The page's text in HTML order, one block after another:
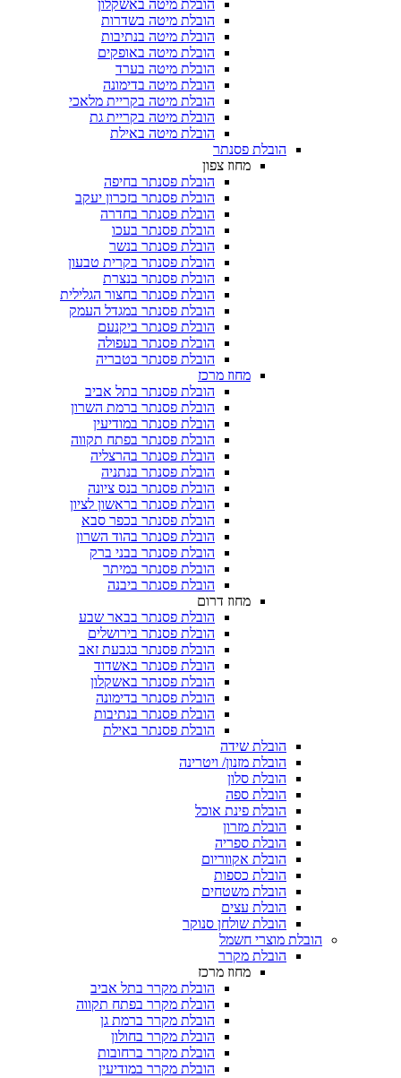
הובלת מיטה באשקלון
הובלת מיטה בשדרות
הובלת מיטה בנתיבות
הובלת מיטה באופקים
הובלת מיטה בערד
הובלת מיטה בדימונה
הובלת מיטה בקריית מלאכי
הובלת מיטה בקריית גת
הובלת מיטה באילת
הובלת פסנתר
מחוז צפון
הובלת פסנתר בחיפה
הובלת פסנתר בזכרון יעקב
הובלת פסנתר בחדרה
הובלת פסנתר בעכו
הובלת פסנתר בנשר
הובלת פסנתר בקרית טבעון
הובלת פסנתר בנצרת
הובלת פסנתר בחצור הגלילית
הובלת פסנתר במגדל העמק
הובלת פסנתר ביקנעם
הובלת פסנתר בעפולה
הובלת פסנתר בטבריה
מחוז מרכז
הובלת פסנתר בתל אביב
הובלת פסנתר ברמת השרון
הובלת פסנתר במודיעין
הובלת פסנתר בפתח תקווה
הובלת פסנתר בהרצליה
הובלת פסנתר בנתניה
הובלת פסנתר בנס ציונה
הובלת פסנתר בראשון לציון
הובלת פסנתר בכפר סבא
הובלת פסנתר בהוד השרון
הובלת פסנתר בבני ברק
הובלת פסנתר במיתר
הובלת פסנתר ביבנה
מחוז דרום
הובלת פסנתר בבאר שבע
הובלת פסנתר בירושלים
הובלת פסנתר בגבעת זאב
הובלת פסנתר באשדוד
הובלת פסנתר באשקלון
הובלת פסנתר בדימונה
הובלת פסנתר בנתיבות
הובלת פסנתר באילת
הובלת שידה
הובלת מזנון/ ויטרינה
הובלת סלון
הובלת ספה
הובלת פינת אוכל
הובלת מזרון
הובלת ספריה
הובלת אקווריום
הובלת כספות​
הובלת משטחים​
הובלת עצים​
הובלת שולחן סנוקר​
הובלת מוצרי חשמל
הובלת מקרר​
מחוז מרכז
הובלת מקרר בתל אביב
הובלת מקרר בפתח תקווה
הובלת מקרר ברמת גן
הובלת מקרר בחולון
הובלת מקרר ברחובות
הובלת מקרר במודיעין